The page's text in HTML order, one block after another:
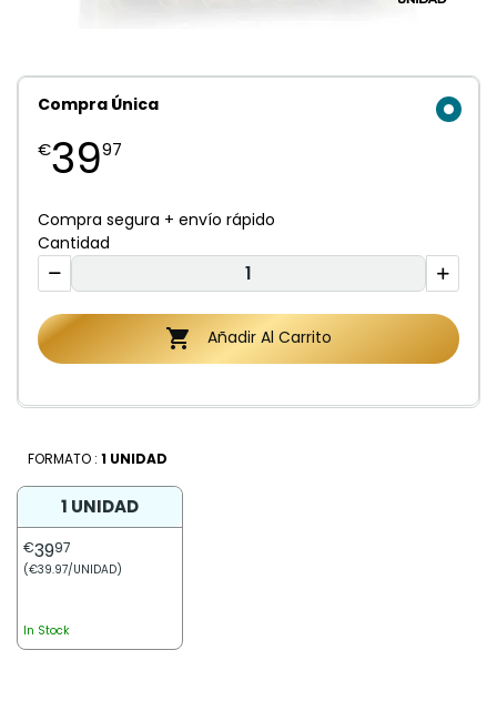
Compra Única
€3997
Compra segura + envío rápido
Cantidad
 Añadir Al Carrito
FORMATO : 1 UNIDAD
1 UNIDAD
€3997
(€39.97/UNIDAD)
In Stock